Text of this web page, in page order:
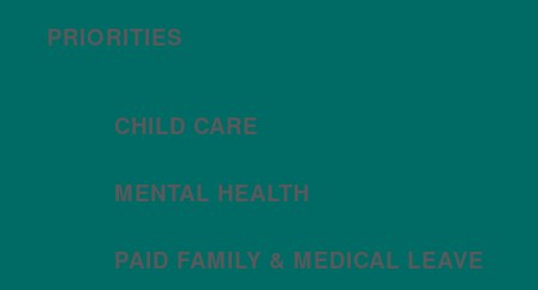
PRIORITIES
CHILD CARE
MENTAL HEALTH
PAID FAMILY & MEDICAL LEAVE